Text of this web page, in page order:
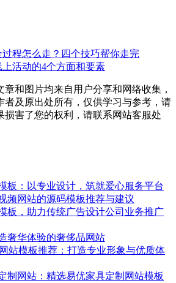
过程怎么走？四个技巧帮你走完
上活动的4个方面和要素
和图片均来自用户分享和网络收集，
者及原出处所有，仅供学习与参考，请
损害了您的权利，请联系网站客服处
板：以专业设计，筑就爱心服务平台
频网站的源码模板推荐与建议
板，助力传统广告设计公司业务推广
奢华体验的奢侈品网站
站模板推荐：打造专业形象与优质体
制网站：精选易优家具定制网站模板